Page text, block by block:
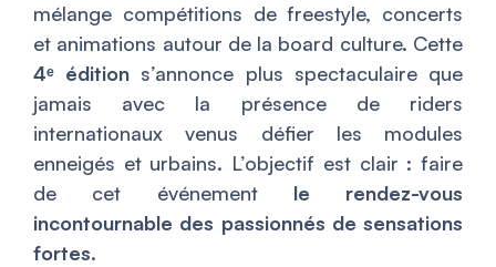
mélange compétitions de freestyle, concerts
et animations autour de la board culture. Cette
4ᵉ édition s’annonce plus spectaculaire que
jamais avec la présence de riders
internationaux venus défier les modules
enneigés et urbains. L’objectif est clair : faire
de cet événementle rendez-vous
incontournable des passionnés de sensations
fortes.